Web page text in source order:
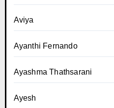
Aviya
Ayanthi Fernando
Ayashma Thathsarani
Ayesh